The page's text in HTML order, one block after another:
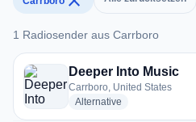
1 Radiosender aus Carrboro
1 Radiosender aus Carrboro
Deeper Into Music
Carrboro, United States
Alternative